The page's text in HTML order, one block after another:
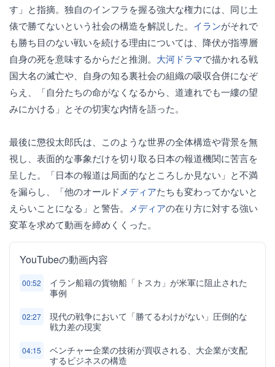
す」と指摘。独自のインフラを握る強大な権力には、同じ土
俵で勝てないという社会の構造を解説した。 イランがそれで
も勝ち目のない戦いを続ける理由については、降伏が指導層
自身の死を意味するからだと推測。 大河ドラマで描かれる戦
国大名の滅亡や、自身の知る裏社会の組織の吸収合併になぞ
らえ、「自分たちの命がなくなるから、道連れでも一縷の望
みにかける」とその切実な内情を語った。
最後に懲役太郎氏は、このような世界の全体構造や背景を無
視し、表面的な事象だけを切り取る日本の報道機関に苦言を
呈した。「日本の報道は局面的なところしか見ない」と不満
を漏らし、「他のオールド メディアたちも変わってかないと
えらいことになる」と警告。
メディアの在り方に対する強い
変革を求めて動画を締めくくった。
YouTubeの動画内容
00:52
イラン船籍の貨物船「トスカ」が米軍に阻止された
事例
02:27
現代の戦争において「勝てるわけがない」圧倒的な
戦力差の現実
04:15
ベンチャー企業の技術が買収される、大企業が支配
するビジネスの構造